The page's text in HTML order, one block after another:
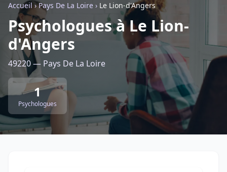
Accueil ›Pays De La Loire › Le Lion-d'Angers
Psychologues à Le Lion-
d'Angers
49220 — Pays De La Loire
1
Psychologues